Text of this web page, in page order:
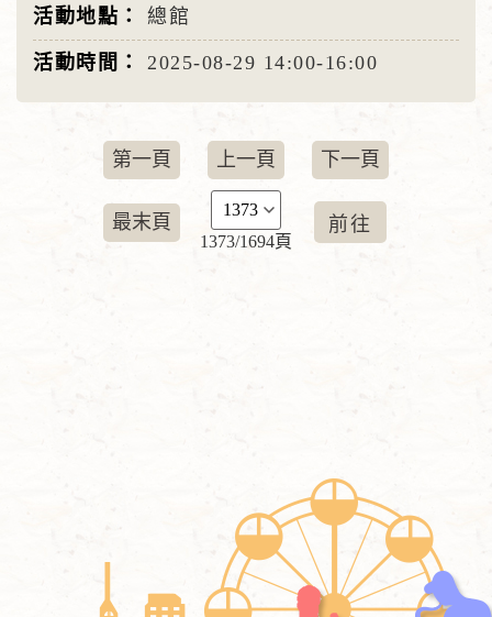
總館
2025-08-29 14:00-16:00
第一頁 上一頁 下一頁
最末頁
1373/1694頁